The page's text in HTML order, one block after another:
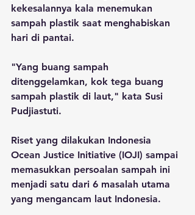
kekesalannya kala menemukan
sampah plastik saat menghabiskan
hari di pantai.
"Yang buang sampah
ditenggelamkan, kok tega buang
sampah plastik di laut," kata Susi
Pudjiastuti.
Riset yang dilakukan Indonesia
Ocean Justice Initiative (IOJI) sampai
memasukkan persoalan sampah ini
menjadi satu dari 6 masalah utama
yang mengancam laut Indonesia.